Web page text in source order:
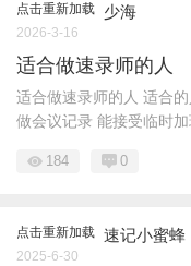
点击重新加载 少海
2026-3-16
适合做速录师的人
适合做速录师的人 适合
做会议记录 能接受临时加
184 0
点击重新加载 速记小蜜蜂
2025-6-30